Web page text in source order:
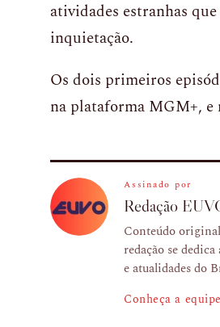
atividades estranhas
inquietação.
Os dois primeiros
na plataforma MGM+, e
Assinado por
Redação
Conteúdo
redação se
e atualidades do
Conheça a